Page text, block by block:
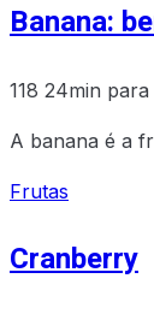
Banana:
118 24min
A banana é a
Frutas
Cranberry